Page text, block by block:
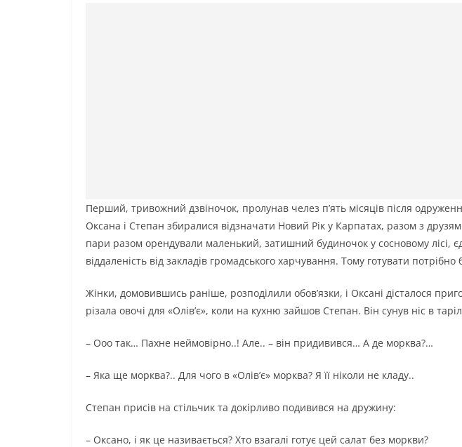
Перший, тривожний дзвіночок, пролунав челез п’ять місяців після
Оксана і Степан збиралися відзначати Новий Рік у Карпатах, разом з
пари разом орендували маленький, затишний будиночок у сосновому лісі,
віддаленість від закладів громадського харчування. Тому готувати
Жінки, домовившись раніше, розподілили обов’язки, і Оксані дісталося
різала овочі для «Олів’є», коли на кухню зайшов Степан. Він сунув ніс в
– Ооо так… Пахне неймовірно..! Але.. – він придивився… А де морква?…
– Яка ще морква?.. Для чого в «Олів’є» морква? Я її ніколи не кладу..
Степан присів на стільчик та докірливо подивився на дружину:
– Оксано, і як це називається? Хто взагалі готує цей салат без моркви?